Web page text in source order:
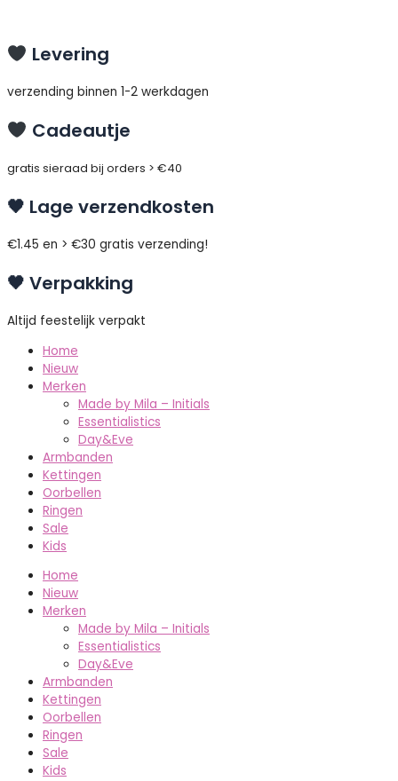
de
inhoudLevering
verzending binnen 1-2 werkdagen
Cadeautje
gratis sieraad bij orders > €40
🖤 Lage verzendkosten
€1.45 en > €30 gratis verzending!
🖤 Verpakking
Altijd feestelijk verpakt
Home
Nieuw
Merken
Made by Mila – Initials
Essentialistics
Day&Eve
Armbanden
Kettingen
Oorbellen
Ringen
Sale
Kids
Home
Nieuw
Merken
Made by Mila – Initials
Essentialistics
Day&Eve
Armbanden
Kettingen
Oorbellen
Ringen
Sale
Kids
Steel'
Charmin's